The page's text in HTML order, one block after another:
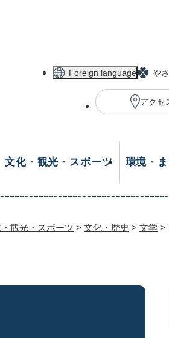
Foreign language や
アクセ
文化・観光・スポーツ 環境・
観光・スポーツ > 文化・歴史 > 文学 >